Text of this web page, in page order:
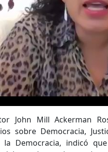
John Mill Ackerman
sobre Democracia,
Democracia, indicó